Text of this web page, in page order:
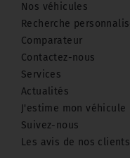
Nos véhicules
Recherche
Comparateur
Contactez-nous
Services
Actualités
J'estime mon véhicule
Suivez-nous
Les avis de nos clients